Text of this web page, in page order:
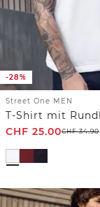
-28%
Street One MEN
CHF 25.00CHF34.90